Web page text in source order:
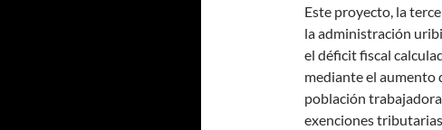
Este proyecto, la
la administración
el déficit fiscal
mediante el aumento
población
exenciones